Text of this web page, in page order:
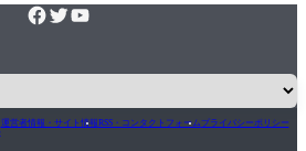
運営者情報・サイト情報RSS・コンタクトフォームプライバシーポリシー